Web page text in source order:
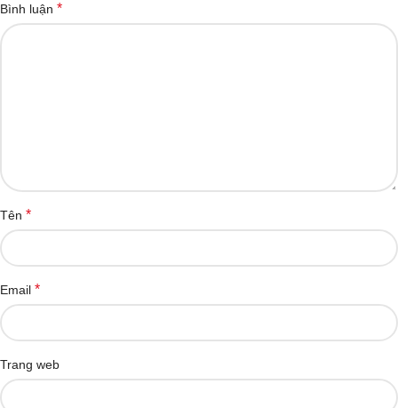
Bình luận *
Tên *
Email *
Trang web